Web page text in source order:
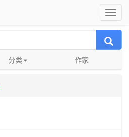
分类 作家